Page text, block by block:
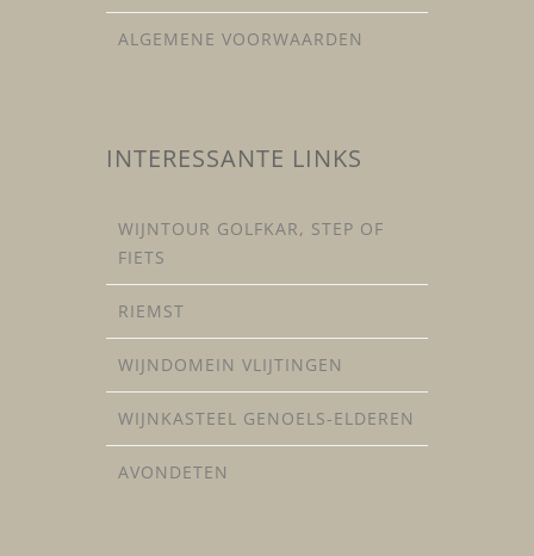
ALGEMENE VOORWAARDEN
INTERESSANTE LINKS
WIJNTOUR GOLFKAR, STEP OF
FIETS
RIEMST
WIJNDOMEIN VLIJTINGEN
WIJNKASTEEL GENOELS-ELDEREN
AVONDETEN